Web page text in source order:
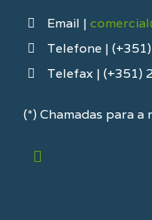
Email |
Telefone |
Telefax | (+351)
(*) Chamadas para a